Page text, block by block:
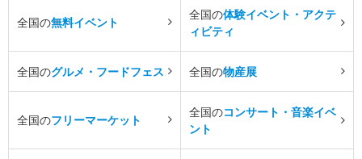
全国の無料イベント
全国の体験イベント・アクテ
ィビティ
全国のグルメ・フードフェス 全国の物産展
全国のフリーマーケット
全国のコンサート・音楽イベ
ント